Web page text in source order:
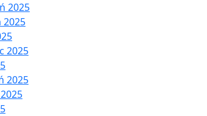
2025
2025
2025
2025